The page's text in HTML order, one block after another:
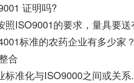
证明吗?
标准的农药企业有多少家？
合
标准化与ISO9000之间或关系.